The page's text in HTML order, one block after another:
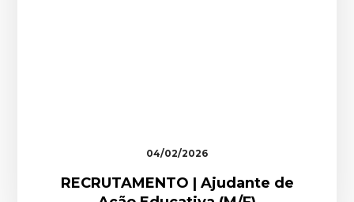
04/02/2026
RECRUTAMENTO | Ajudante de